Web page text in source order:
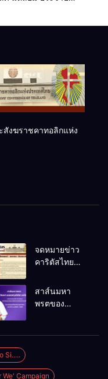
สังฆราชคาทอลิกแห่ง
จดหมายข่าว
คาริตัสไทย
มี.ค. 2026
สาส์นมหา
พรตของ
Si.....
Campaign